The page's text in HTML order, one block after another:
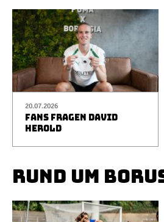
20.07.2026
FANS FRAGEN DAVID
HEROLD
RUND UM